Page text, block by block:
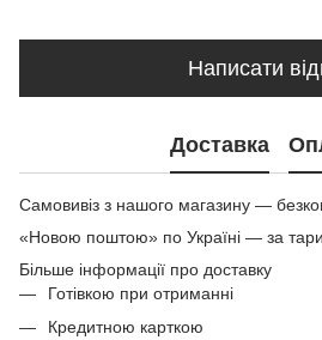
Написати
Доставка
Самовивіз з нашого магазину —
«Новою поштою» по Україні — за
Більше інформації про доставку
Готівкою при отриманні
Кредитною карткою